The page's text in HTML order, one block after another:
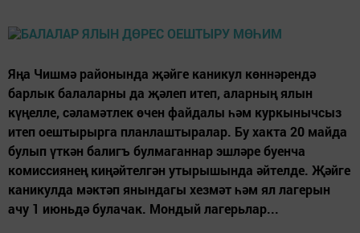
Яңа Чишмә районында җәйге каникул көннәрендә
барлык балаларны да җәлеп итеп, аларның ялын
күңелле, сәламәтлек өчен файдалы һәм куркынычсыз
итеп оештырырга планлаштыралар. Бу хакта 20 майда
булып үткән балигъ булмаганнар эшләре буенча
комиссиянең киңәйтелгән утырышында әйтелде. Җәйге
каникулда мәктәп янындагы хезмәт һәм ял лагерын
ачу 1 июньдә булачак. Мондый лагерьлар...